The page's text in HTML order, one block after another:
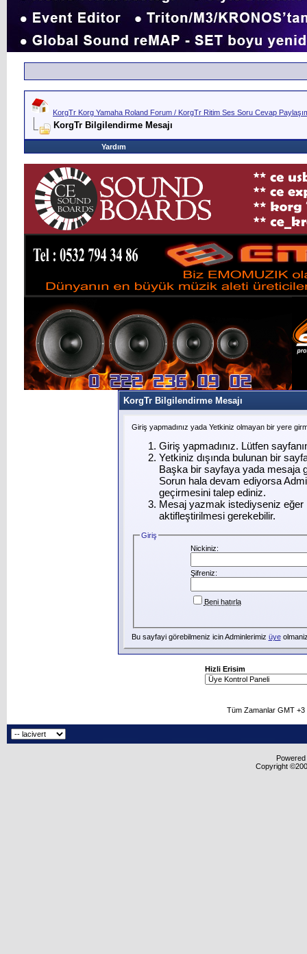
KorgTr Korg Yamaha Roland Forum / KorgTr Ritim Ses Soru Cevap
KorgTr Bilgilendirme Mesajı
Yardım
KorgTr Bilgilendirme Mesajı
Giriş yapmadınız yada Yetkiniz olmayan bir yere
Giriş yapmadınız. Lütfen
Yetkiniz dışında bulunan bir
Başka bir sayfaya yada mesaja
Sorun hala devam ediyorsa
geçirmesini talep ediniz.
Mesaj yazmak istediyseniz eğer
aktifleştirilmesi gerekebilir.
Giriş
Nickiniz:
Şifreniz:
Beni hatırla
Bu sayfayi görebilmeniz icin Adminlerimiz üye
Hizli Erisim
Tüm Zamanlar GMT
Copyright